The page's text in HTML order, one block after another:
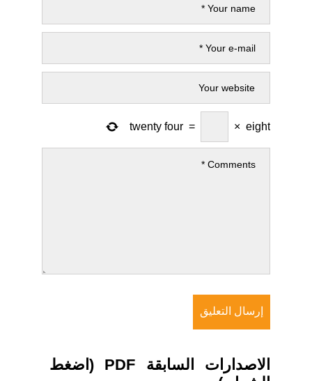
eight
×
=
twenty four
الاصدارات السابقة PDF (اضغط